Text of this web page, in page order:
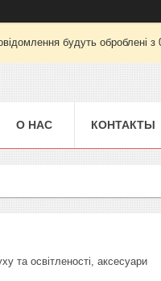
будуть оброблені
О НАС КОНТАКТЫ
та освітленості, аксесуари